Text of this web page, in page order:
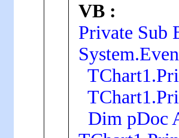
VB :
Private Sub
Dim pDoc